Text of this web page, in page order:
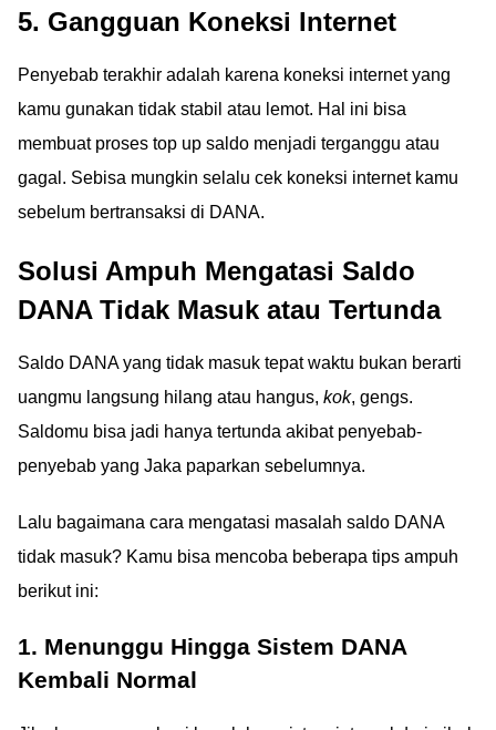
5. Gangguan Koneksi Internet
Penyebab terakhir adalah karena koneksi internet yang
kamu gunakan tidak stabil atau lemot. Hal ini bisa
membuat proses top up saldo menjadi terganggu atau
gagal. Sebisa mungkin selalu cek koneksi internet kamu
sebelum bertransaksi di DANA.
Solusi Ampuh Mengatasi Saldo
DANA Tidak Masuk atau Tertunda
Saldo DANA yang tidak masuk tepat waktu bukan berarti
uangmu langsung hilang atau hangus, kok, gengs.
Saldomu bisa jadi hanya tertunda akibat penyebab-
penyebab yang Jaka paparkan sebelumnya.
Lalu bagaimana cara mengatasi masalah saldo DANA
tidak masuk? Kamu bisa mencoba beberapa tips ampuh
berikut ini:
1. Menunggu Hingga Sistem DANA
Kembali Normal